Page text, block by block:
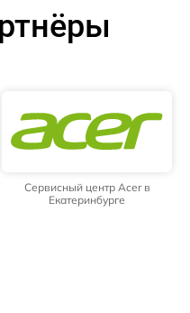
Сервисный центр Acer в
Екатеринбурге